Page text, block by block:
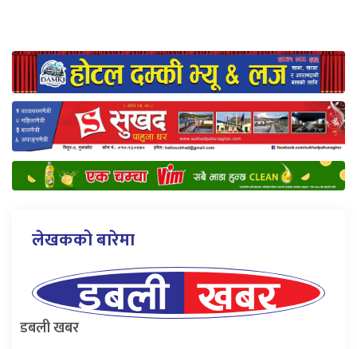
लेखकको बारेमा
डबली खबर